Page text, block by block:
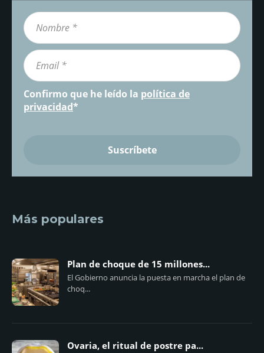
Confirmo que he leído la política de
privacidad*
Más populares
Plan de choque de 15 millones...
El Gobierno anuncia la puesta en marcha el plan de
choq...
Ovaria, el ritual de postre pa...